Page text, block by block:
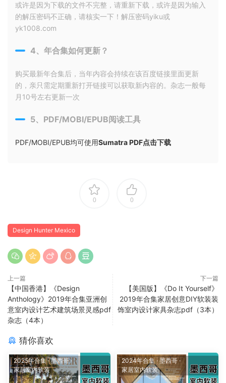
或许是因为下载的文件不完整，请重新下载，或许是因为输入
的解压密码不正确，请核实一下！解压密码yiku或
yk1008.com
4、年合集如何更新？
购买最新年合集后，当年内容会持续在该百度链接里面更新
的，亲只需定期重新打开链接可以获取新内容的。杂志一般每
月10号左右更新一次
5、PDF/MOBI/EPUB阅读工具
PDF/MOBI/EPUB均可使用Sumatra PDF点击下载
0 0
Design Hunter Mexico
上一篇
【中国香港】《Design
Anthology》2019年合集亚洲创
意室内设计艺术建筑场景灵感pdf
杂志（4本）
下一篇
【美国版】《Do It Yourself》
2019年合集家居创意DIY软装装
饰室内设计家具杂志pdf（3本）
猜你喜欢
2025年合集·墨西哥·
家居室内软装
2024年合集 · 墨西哥·
家居室内软装